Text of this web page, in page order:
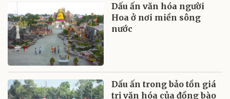
Dấu ấn văn hóa người
Hoa ở nơi miền sông
nước
Dấu ấn trong bảo tồn giá
trị văn hóa của đồng bào